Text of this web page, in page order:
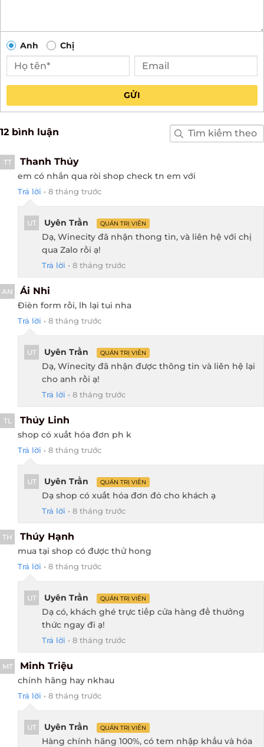
Anh Chị
GỬI
12 bình luận
TT Thanh Thủy
em có nhắn qua ròi shop check tn em với
Trả lời • 8 tháng trước
UT Uyên Trần QUẢN TRỊ VIÊN
Dạ, Winecity đã nhận thong tin, và liên hệ với chị
qua Zalo rồi ạ!
Trả lời • 8 tháng trước
AN Ái Nhi
Đièn form rồi, lh lại tui nha
Trả lời • 8 tháng trước
UT Uyên Trần QUẢN TRỊ VIÊN
Dạ, Winecity đã nhận được thông tin và liên hệ lại
cho anh rồi ạ!
Trả lời • 8 tháng trước
TL Thủy Linh
shop có xuất hóa đơn ph k
Trả lời • 8 tháng trước
UT Uyên Trần QUẢN TRỊ VIÊN
Dạ shop có xuất hóa đơn đỏ cho khách ạ
Trả lời • 8 tháng trước
TH Thúy Hạnh
mua tại shop có được thử hong
Trả lời • 8 tháng trước
UT Uyên Trần QUẢN TRỊ VIÊN
Dạ có, khách ghé trực tiếp cửa hàng để thưởng
thức ngay đi ạ!
Trả lời • 8 tháng trước
MT Minh Triệu
chính hãng hay nkhau
Trả lời • 8 tháng trước
UT Uyên Trần QUẢN TRỊ VIÊN
Hàng chính hãng 100%, có tem nhập khẩu và hóa